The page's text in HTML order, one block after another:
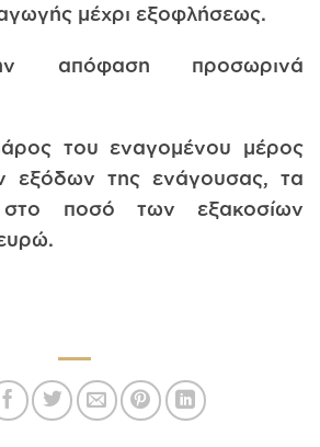
μέχρι εξοφλήσεως.
απόφαση προσωρινά
του εναγομένου μέρος
εξόδων της ενάγουσας, τα
στο ποσό των εξακοσίων